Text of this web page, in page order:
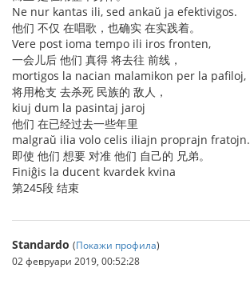
Ne nur kantas ili, sed ankaŭ ja efektivigos.
他们 不仅 在唱歌，也确实 在实践着。
Vere post ioma tempo ili iros fronten,
一会儿后 他们 真得 将去往 前线，
mortigos la nacian malamikon per la pafiloj,
将用枪支 去杀死 民族的 敌人，
kiuj dum la pasintaj jaroj
他们 在已经过去一些年里
malgraŭ ilia volo celis iliajn proprajn fratojn.
即使 他们 想要 对准 他们 自己的 兄弟。
Finiĝis la ducent kvardek kvina
第245段 结束
Standardo (Покажи профила)
02 февруари 2019, 00:52:28